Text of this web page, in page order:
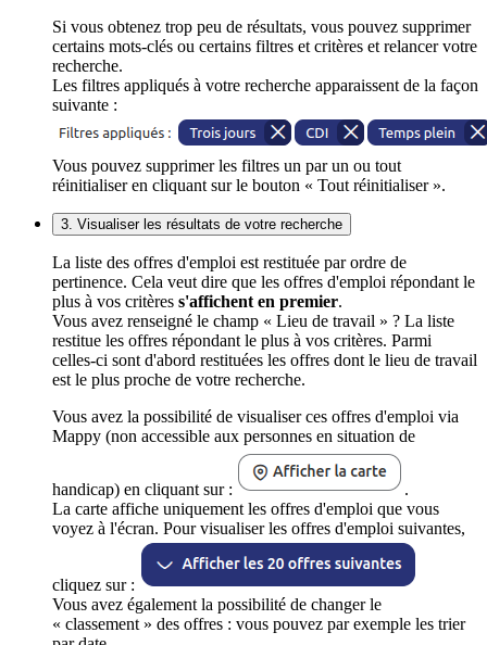
Si vous obtenez trop peu de résultats, vous pouvez supprimer
certains mots-clés ou certains filtres et critères et relancer votre
recherche.
Les filtres appliqués à votre recherche apparaissent de la façon
suivante :
Vous pouvez supprimer les filtres un par un ou tout
réinitialiser en cliquant sur le bouton « Tout réinitialiser ».
3. Visualiser les résultats de votre recherche
La liste des offres d'emploi est restituée par ordre de
pertinence. Cela veut dire que les offres d'emploi répondant le
plus à vos critères s'affichent en premier.
Vous avez renseigné le champ « Lieu de travail » ? La liste
restitue les offres répondant le plus à vos critères. Parmi
celles-ci sont d'abord restituées les offres dont le lieu de travail
est le plus proche de votre recherche.
Vous avez la possibilité de visualiser ces offres d'emploi via
Mappy (non accessible aux personnes en situation de
handicap) en cliquant sur :
.
La carte affiche uniquement les offres d'emploi que vous
voyez à l'écran. Pour visualiser les offres d'emploi suivantes,
cliquez sur :
Vous avez également la possibilité de changer le
« classement » des offres : vous pouvez par exemple les trier